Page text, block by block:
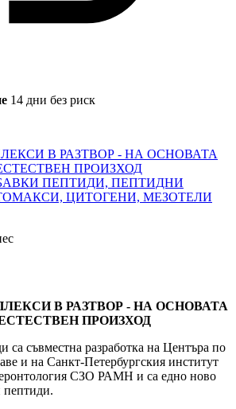
14 дни без риск
В РАЗТВОР - НА ОСНОВАТА
ПРОИЗХОД
ПЕПТИДИ, ПЕПТИДНИ
ЦИТОГЕНИ, МЕЗОТЕЛИ
В РАЗТВОР - НА ОСНОВАТА
ПРОИЗХОД
са съвместна разработка на Центъра по
и на Санкт-Петербургския институт
СЗО РАМН и са едно ново
пептиди.